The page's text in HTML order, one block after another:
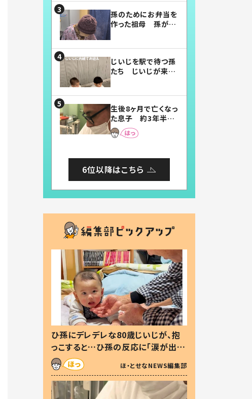
孫のためにお弁当を
作った祖母 孫が絶
じいじを駅で待つ孫
たち じいじが来た
まらない」「幸せにな
れる」
生後8ヶ月で亡くなっ
た息子 約3年半
後、当時の妻の日記
に書いてあった本音
6位以降はこちら
ひ孫にデレデレな80歳じいじが、抱
っこすると…ひ孫の反応に「涙が出ま
した」「可愛くて仕方ない」
ほ・とせなNEWS編集部